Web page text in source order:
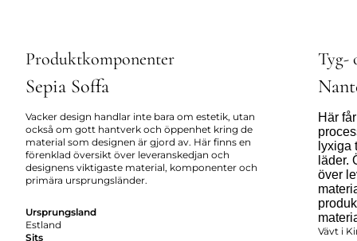
Produktkomponenter
Sepia Soffa
Vacker design handlar inte bara om estetik, utan
också om gott hantverk och öppenhet kring de
material som designen är gjord av. Här finns en
förenklad översikt över leveranskedjan och
designens viktigaste material, komponenter och
primära ursprungsländer.
Ursprungsland
Estland
Sits
Tyg-
Här
lyxiga
läder.
över
Vävt i